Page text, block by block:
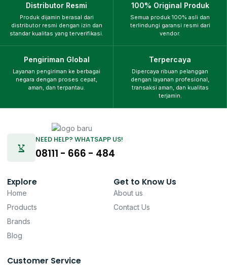
Distributor Resmi
Produk dijamin berasal dari
distributor resmi dengan izin dan
standar kualitas yang terverifikasi.
100% Original Produk
Semua produk 100% asli dan
terlindungi garansi resmi dari
vendor.
Pengiriman Global
Layanan pengiriman ke berbagai
negara dengan proses cepat,
aman, dan terpantau.
Terpercaya
Dipercaya ribuan pelanggan
dengan layanan profesional,
transaksi aman, dan kualitas
terjamin.
NEED HELP? WHATSAPP US!
08111 - 666 - 484
Explore
Home
Products
Brands
Blog
Get to Know Us
About us
Contact Us
Customer Service